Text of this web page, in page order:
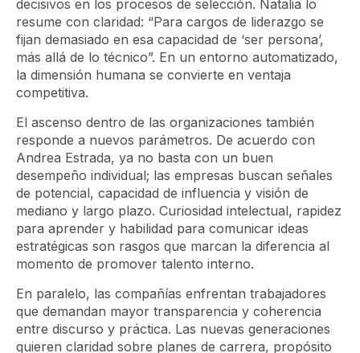
decisivos en los procesos de selección. Natalia lo
resume con claridad: “Para cargos de liderazgo se
fijan demasiado en esa capacidad de ‘ser persona’,
más allá de lo técnico”. En un entorno automatizado,
la dimensión humana se convierte en ventaja
competitiva.
El ascenso dentro de las organizaciones también
responde a nuevos parámetros. De acuerdo con
Andrea Estrada, ya no basta con un buen
desempeño individual; las empresas buscan señales
de potencial, capacidad de influencia y visión de
mediano y largo plazo. Curiosidad intelectual, rapidez
para aprender y habilidad para comunicar ideas
estratégicas son rasgos que marcan la diferencia al
momento de promover talento interno.
En paralelo, las compañías enfrentan trabajadores
que demandan mayor transparencia y coherencia
entre discurso y práctica. Las nuevas generaciones
quieren claridad sobre planes de carrera, propósito